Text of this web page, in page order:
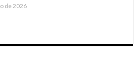
de 2026